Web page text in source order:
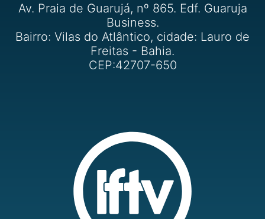
Av. Praia de Guarujá, nº 865. Edf. Guaruja
Business.
Bairro: Vilas do Atlântico, cidade: Lauro de
Freitas - Bahia.
CEP:42707-650